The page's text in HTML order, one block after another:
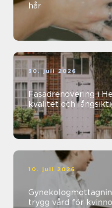
hår
30. juli 2026
Fasadrenovering i
kvalitet och
10. juli 2026
trygg vård för